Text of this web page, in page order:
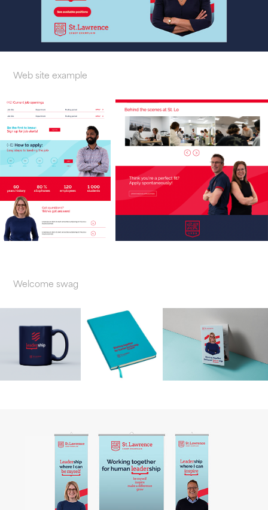
Web site example
Welcome swag